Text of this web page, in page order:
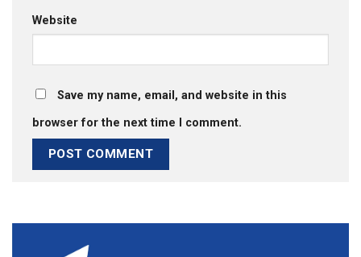
Website
Save my name, email, and website in this
browser for the next time I comment.